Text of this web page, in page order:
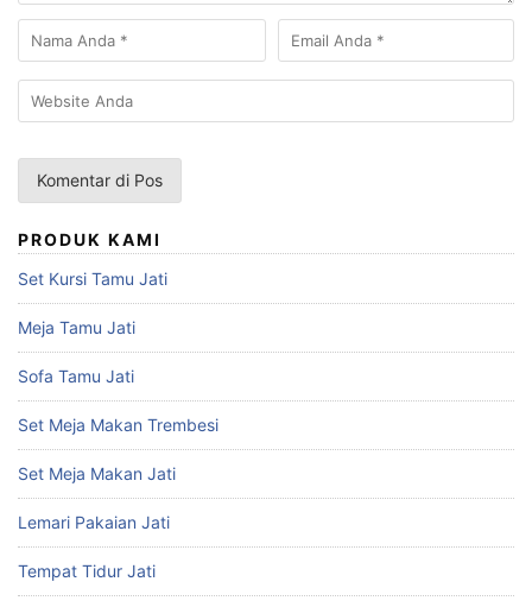
PRODUK KAMI
Set Kursi Tamu Jati
Meja Tamu Jati
Sofa Tamu Jati
Set Meja Makan Trembesi
Set Meja Makan Jati
Lemari Pakaian Jati
Tempat Tidur Jati